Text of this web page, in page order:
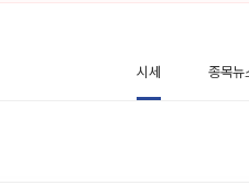
시세 종목뉴